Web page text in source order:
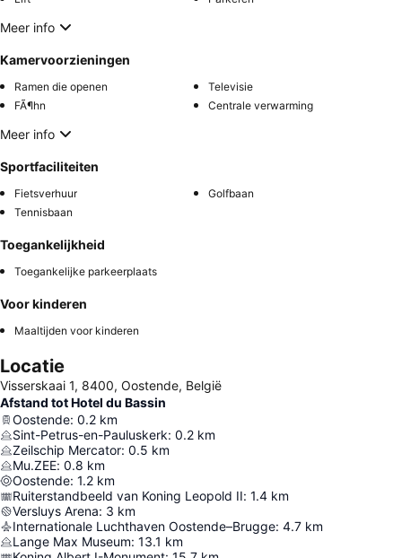
Meer info
Kamervoorzieningen
Ramen die openen
Televisie
FÃ¶hn
Centrale verwarming
Meer info
Sportfaciliteiten
Fietsverhuur
Golfbaan
Tennisbaan
Toegankelijkheid
Toegankelijke parkeerplaats
Voor kinderen
Maaltijden voor kinderen
Locatie
Visserskaai 1, 8400, Oostende, België
Afstand tot Hotel du Bassin
Oostende: 0.2 km
Sint-Petrus-en-Pauluskerk: 0.2 km
Zeilschip Mercator: 0.5 km
Mu.ZEE: 0.8 km
Oostende: 1.2 km
Ruiterstandbeeld van Koning Leopold II: 1.4 km
Versluys Arena: 3 km
Internationale Luchthaven Oostende–Brugge: 4.7 km
Lange Max Museum: 13.1 km